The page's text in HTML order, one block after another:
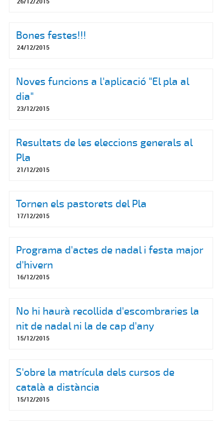
Bones festes!!!
24/12/2015
Noves funcions a l'aplicació "El pla al
dia"
23/12/2015
Resultats de les eleccions generals al
Pla
21/12/2015
Tornen els pastorets del Pla
17/12/2015
Programa d'actes de nadal i festa major
d'hivern
16/12/2015
No hi haurà recollida d'escombraries la
nit de nadal ni la de cap d'any
15/12/2015
S'obre la matrícula dels cursos de
català a distància
15/12/2015